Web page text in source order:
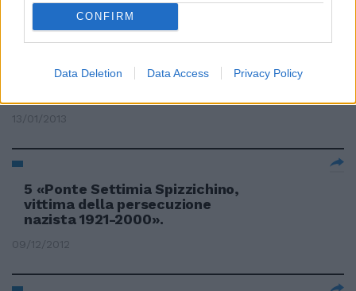
CONFIRM
Data Deletion Data Access Privacy Policy
16/06/2013
La corsa «maledetta» fa un
13/01/2013
5 «Ponte Settimia Spizzichino,
vittima della persecuzione
nazista 1921-2000».
09/12/2012